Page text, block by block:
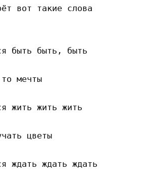
вот такие слова
быть быть, быть
мечты
жить жить жить
цветы
ждать ждать ждать